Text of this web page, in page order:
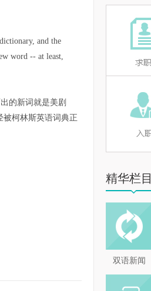
and the
word -- at least,
的新词就是美剧
被柯林斯英语词典正
精华栏目
双语新闻